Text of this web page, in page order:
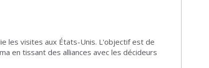
les visites aux États-Unis. L'objectif est de
en tissant des alliances avec les décideurs